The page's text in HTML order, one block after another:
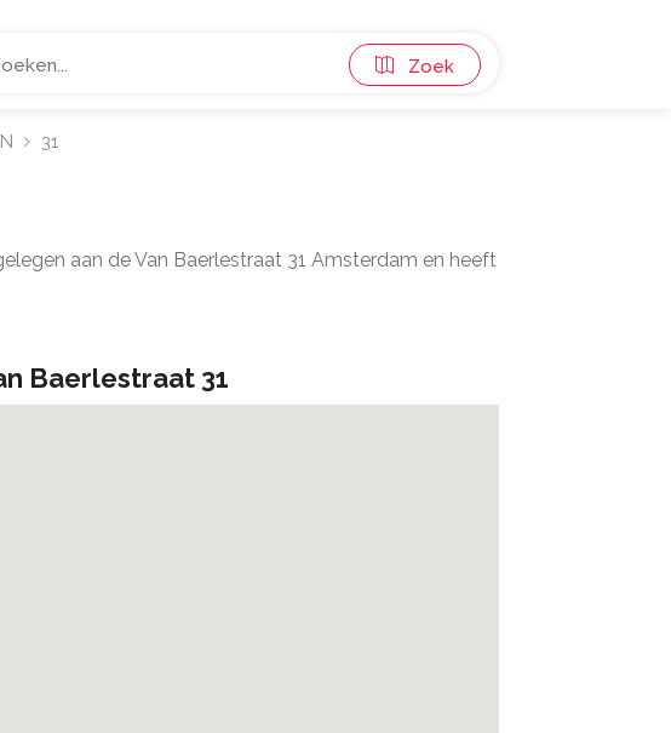
Zoek
31
aan de Van Baerlestraat 31 Amsterdam en heeft
Baerlestraat 31